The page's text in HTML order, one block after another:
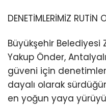
DENETİMLERİMİZ RUTİN
Büyükşehir Belediyesi
Yakup Önder,
güveni için
dayalı olarak
en yoğun yaya